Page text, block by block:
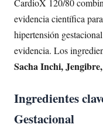
CardioX 120/80
evidencia científica
hipertensión
evidencia. Los
Sacha Inchi,
Ingredientes
Gestacional